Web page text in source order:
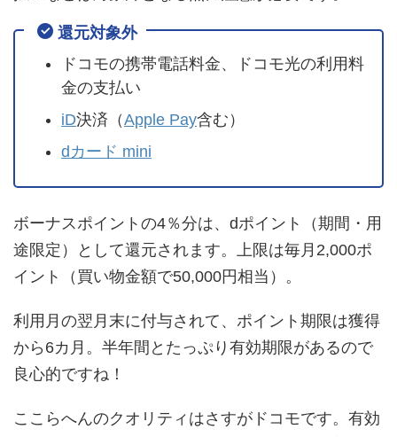
還元対象外
ドコモの携帯電話料金、ドコモ光の利用料
金の支払い
iD決済（Apple Pay含む）
dカード mini
ボーナスポイントの4％分は、dポイント（期間・用
途限定）として還元されます。上限は毎月2,000ポ
イント（買い物金額で50,000円相当）。
利用月の翌月末に付与されて、ポイント期限は獲得
から6カ月。半年間とたっぷり有効期限があるので
良心的ですね！
ここらへんのクオリティはさすがドコモです。有効